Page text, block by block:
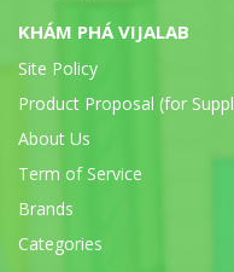
KHÁM PHÁ VIJALAB
Site Policy
Product Proposal (for
About Us
Term of Service
Brands
Categories